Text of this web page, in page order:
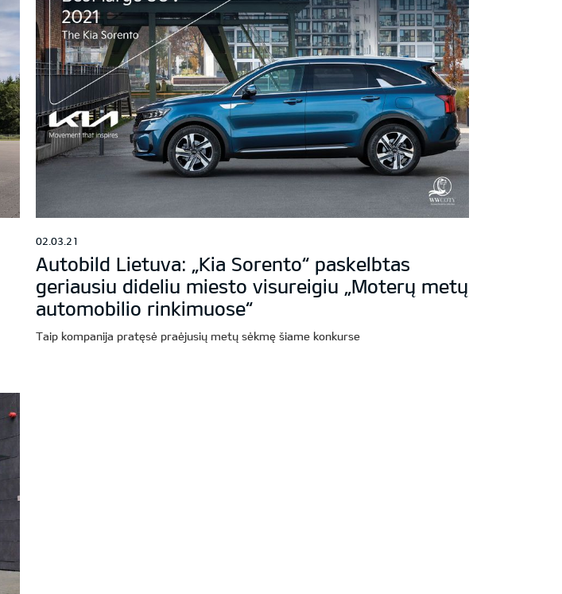
02.03.21
Autobild Lietuva: „Kia Sorento“ paskelbtas
geriausiu dideliu miesto visureigiu „Moterų metų
automobilio rinkimuose“
Taip kompanija pratęsė praėjusių metų sėkmę šiame konkurse